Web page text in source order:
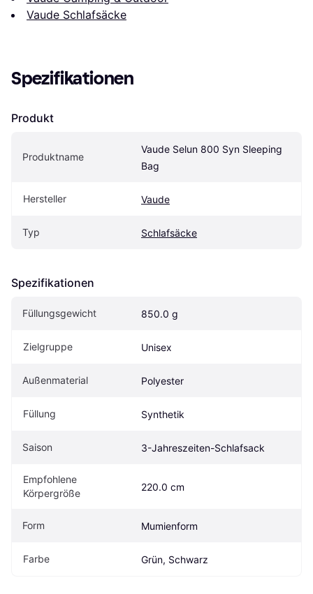
Vaude Schlafsäcke
Spezifikationen
Produkt
Produktname
Vaude Selun 800 Syn Sleeping
Bag
Hersteller Vaude
Typ Schlafsäcke
Spezifikationen
Füllungsgewicht 850.0 g
Zielgruppe Unisex
Außenmaterial Polyester
Füllung Synthetik
Saison 3-Jahreszeiten-Schlafsack
Empfohlene
Körpergröße
220.0 cm
Form Mumienform
Farbe Grün, Schwarz